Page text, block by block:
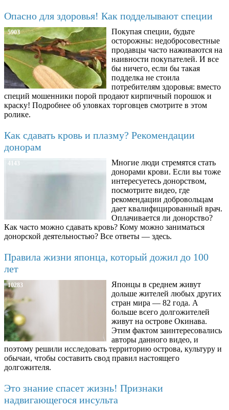
Опасно для здоровья! Как подделывают специи
5903
Покупая специи, будьте
осторожны: недобросовестные
продавцы часто наживаются на
наивности покупателей. И все
бы ничего, если бы такая
подделка не стоила
потребителям здоровья: вместо
специй мошенники порой продают кирпичный порошок и
краску! Подробнее об уловках торговцев смотрите в этом
ролике.
Как сдавать кровь и плазму? Рекомендации
донорам
4143
Многие люди стремятся стать
донорами крови. Если вы тоже
интересуетесь донорством,
посмотрите видео, где
рекомендации добровольцам
дает квалифицированный врач.
Оплачивается ли донорство?
Как часто можно сдавать кровь? Кому можно заниматься
донорской деятельностью? Все ответы — здесь.
Правила жизни японца, который дожил до 100
лет
10283
Японцы в среднем живут
дольше жителей любых других
стран мира — 82 года. А
больше всего долгожителей
живут на острове Окинава.
Этим фактом заинтересовались
авторы данного видео, и
поэтому решили исследовать территорию острова, культуру и
обычаи, чтобы составить свод правил настоящего
долгожителя.
Это знание спасет жизнь! Признаки
надвигающегося инсульта